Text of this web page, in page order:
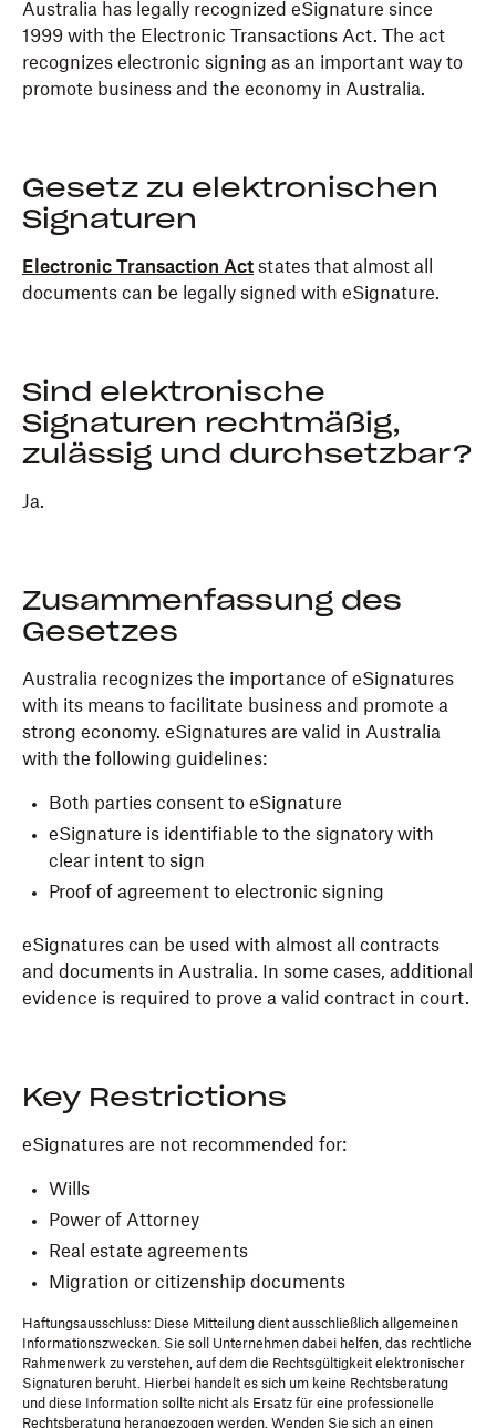
Australia has legally recognized eSignature since
1999 with the Electronic Transactions Act. The act
recognizes electronic signing as an important way to
promote business and the economy in Australia.
Gesetz zu elektronischen
Signaturen
Electronic Transaction Act states that almost all
documents can be legally signed with eSignature.
Sind elektronische
Signaturen rechtmäßig,
zulässig und durchsetzbar?
Ja.
Zusammenfassung des
Gesetzes
Australia recognizes the importance of eSignatures
with its means to facilitate business and promote a
strong economy. eSignatures are valid in Australia
with the following guidelines:
Both parties consent to eSignature
eSignature is identifiable to the signatory with
clear intent to sign
Proof of agreement to electronic signing
eSignatures can be used with almost all contracts
and documents in Australia. In some cases, additional
evidence is required to prove a valid contract in court.
Key Restrictions
eSignatures are not recommended for:
Wills
Power of Attorney
Real estate agreements
Migration or citizenship documents
Haftungsausschluss: Diese Mitteilung dient ausschließlich allgemeinen
Informationszwecken. Sie soll Unternehmen dabei helfen, das rechtliche
Rahmenwerk zu verstehen, auf dem die Rechtsgültigkeit elektronischer
Signaturen beruht. Hierbei handelt es sich um keine Rechtsberatung
und diese Information sollte nicht als Ersatz für eine professionelle
Rechtsberatung herangezogen werden. Wenden Sie sich an einen